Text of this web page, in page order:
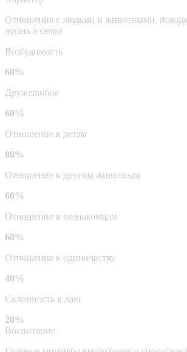
Отношения с людьми и животными,
жизнь в семье
Возбудимость
60%
Дружелюбие
60%
Отношение к детям
80%
Отношение к другим животным
60%
Отношение к незнакомцам
60%
Отношение к одиночеству
40%
Склонность к лаю
20%
Воспитание